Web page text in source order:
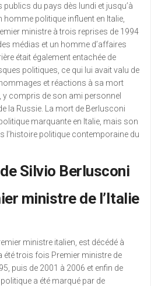
du pays dès lundi et jusqu’à
politique influent en Italie,
ministre à trois reprises de 1994
médias et un homme d’affaires
était également entachée de
politiques, ce qui lui avait valu de
et réactions à sa mort
y compris de son ami personnel
la Russie. La mort de Berlusconi
marquante en Italie, mais son
l’histoire politique contemporaine du
Silvio Berlusconi
ministre de l’Italie
ministre italien, est décédé à
été trois fois Premier ministre de
puis de 2001 à 2006 et enfin de
a été marqué par de